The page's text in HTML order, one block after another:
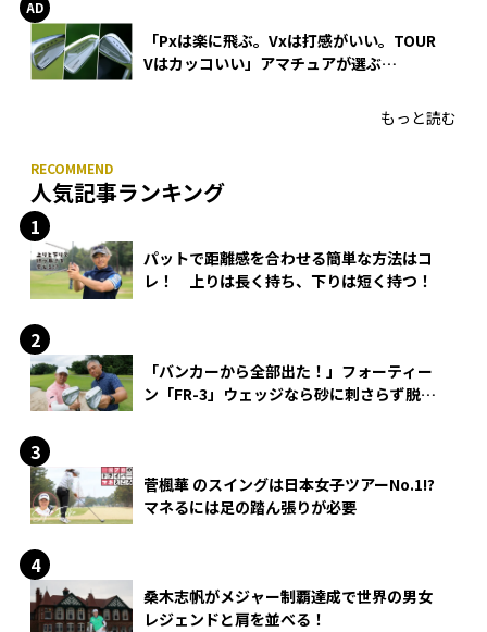
「Pxは楽に飛ぶ。Vxは打感がいい。TOUR
Vはカッコいい」アマチュアが選ぶ
もっと読む
人気記事ランキング
パットで距離感を合わせる簡単な方法はコ
レ！ 上りは長く持ち、下りは短く持つ！
「バンカーから全部出た！」フォーティー
ン「FR-3」ウェッジなら砂に刺さらず脱出
菅楓華 のスイングは日本女子ツアーNo.1!?
マネるには足の踏ん張りが必要
桑木志帆がメジャー制覇達成で世界の男女
レジェンドと肩を並べる！